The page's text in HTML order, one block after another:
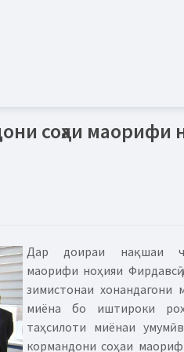
соҳаи маорифи
Дар доираи нақшаи
маорифи ноҳияи
зимистонаи хонандагони
миёна бо иштироки
таҳсилоти миёнаи умумӣ
кормандони соҳаи